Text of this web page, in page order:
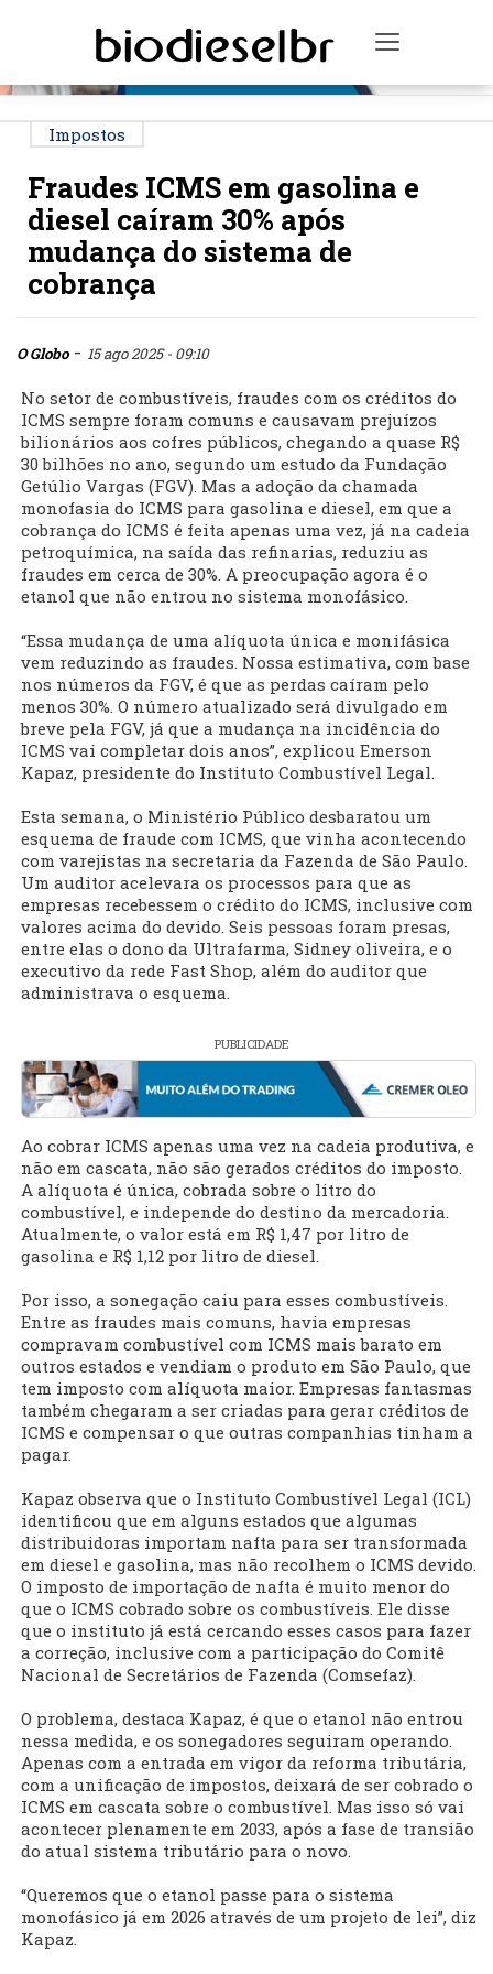
Toggle
Impostos
Fraudes ICMS em gasolina e
diesel caíram 30% após
mudança do sistema de
cobrança
O Globo- 15 ago 2025 - 09:10
No setor de combustíveis, fraudes com os créditos do
ICMS sempre foram comuns e causavam prejuízos
bilionários aos cofres públicos, chegando a quase R$
30 bilhões no ano, segundo um estudo da Fundação
Getúlio Vargas (FGV). Mas a adoção da chamada
monofasia do ICMS para gasolina e diesel, em que a
cobrança do ICMS é feita apenas uma vez, já na cadeia
petroquímica, na saída das refinarias, reduziu as
fraudes em cerca de 30%. A preocupação agora é o
etanol que não entrou no sistema monofásico.
“Essa mudança de uma alíquota única e monifásica
vem reduzindo as fraudes. Nossa estimativa, com base
nos números da FGV, é que as perdas caíram pelo
menos 30%. O número atualizado será divulgado em
breve pela FGV, já que a mudança na incidência do
ICMS vai completar dois anos”, explicou Emerson
Kapaz, presidente do Instituto Combustível Legal.
Esta semana, o Ministério Público desbaratou um
esquema de fraude com ICMS, que vinha acontecendo
com varejistas na secretaria da Fazenda de São Paulo.
Um auditor acelevara os processos para que as
empresas recebessem o crédito do ICMS, inclusive com
valores acima do devido. Seis pessoas foram presas,
entre elas o dono da Ultrafarma, Sidney oliveira, e o
executivo da rede Fast Shop, além do auditor que
administrava o esquema.
PUBLICIDADE
Ao cobrar ICMS apenas uma vez na cadeia produtiva, e
não em cascata, não são gerados créditos do imposto.
A alíquota é única, cobrada sobre o litro do
combustível, e independe do destino da mercadoria.
Atualmente, o valor está em R$ 1,47 por litro de
gasolina e R$ 1,12 por litro de diesel.
Por isso, a sonegação caiu para esses combustíveis.
Entre as fraudes mais comuns, havia empresas
compravam combustível com ICMS mais barato em
outros estados e vendiam o produto em São Paulo, que
tem imposto com alíquota maior. Empresas fantasmas
também chegaram a ser criadas para gerar créditos de
ICMS e compensar o que outras companhias tinham a
pagar.
Kapaz observa que o Instituto Combustível Legal (ICL)
identificou que em alguns estados que algumas
distribuidoras importam nafta para ser transformada
em diesel e gasolina, mas não recolhem o ICMS devido.
O imposto de importação de nafta é muito menor do
que o ICMS cobrado sobre os combustíveis. Ele disse
que o instituto já está cercando esses casos para fazer
a correção, inclusive com a participação do Comitê
Nacional de Secretários de Fazenda (Comsefaz).
O problema, destaca Kapaz, é que o etanol não entrou
nessa medida, e os sonegadores seguiram operando.
Apenas com a entrada em vigor da reforma tributária,
com a unificação de impostos, deixará de ser cobrado o
ICMS em cascata sobre o combustível. Mas isso só vai
acontecer plenamente em 2033, após a fase de transião
do atual sistema tributário para o novo.
“Queremos que o etanol passe para o sistema
monofásico já em 2026 através de um projeto de lei”, diz
Kapaz.